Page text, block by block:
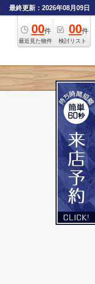
最終更新：2026年08月09日
00件
最近見た物件
00件
検討リスト